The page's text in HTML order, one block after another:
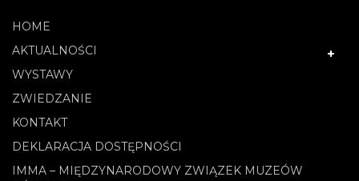
HOME
AKTUALNOŚCI
WYSTAWY
ZWIEDZANIE
KONTAKT
DEKLARACJA DOSTĘPNOŚCI
IMMA – MIĘDZYNARODOWY ZWIĄZEK MUZEÓW